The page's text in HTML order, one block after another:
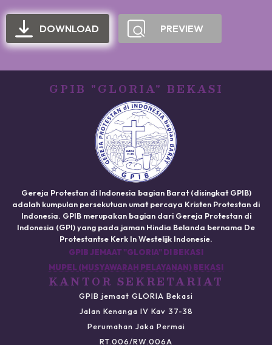
DOWNLOAD PREVIEW
GPIB "GLORIA" BEKASI
Gereja Protestan di Indonesia bagian Barat (disingkat GPIB)
adalah kumpulan persekutuan umat percaya Kristen Protestan di
Indonesia. GPIB merupakan bagian dari Gereja Protestan di
Indonesia (GPI) yang pada jaman Hindia Belanda bernama De
Protestantse Kerk In Westelijk Indonesie.
GPIB JEMAAT "GLORIA" DI BEKASI
MUPEL (MUSYAWARAH PELAYANAN) BEKASI
KANTOR SEKRETARIAT
GPIB jemaat GLORIA Bekasi
Jalan Kenanga IV Kav 37-38
Perumahan Jaka Permai
RT.006/RW.006A